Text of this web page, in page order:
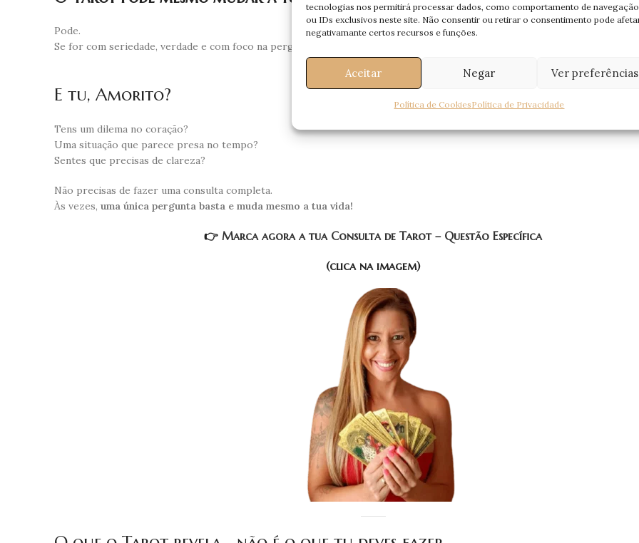
tecnologias nos permitirá processar dados, como comportamento de navegação
ou IDs exclusivos neste site. Não consentir ou retirar o consentimento pode
negativamante certos recursos e funções.
Aceitar Negar Ver preferências
Política de CookiesPolítica de Privacidade
Pode.
Se for com seriedade, verdade e com foco na pergunta certa — o Tarot
abre caminhos, alinha escolhas e devolve-te a ti
E tu, Amorito?
Tens um dilema no coração?
Uma situação que parece presa no tempo?
Sentes que precisas de clareza?
Não precisas de fazer uma consulta completa.
Às vezes, uma única pergunta basta e muda mesmo a tua vida!
👉 Marca agora a tua Consulta de Tarot – Questão Específica
(clica na imagem)